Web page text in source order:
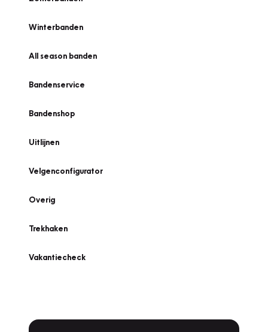
Winterbanden
All season banden
Bandenservice
Bandenshop
Uitlijnen
Velgenconfigurator
Overig
Trekhaken
Vakantiecheck